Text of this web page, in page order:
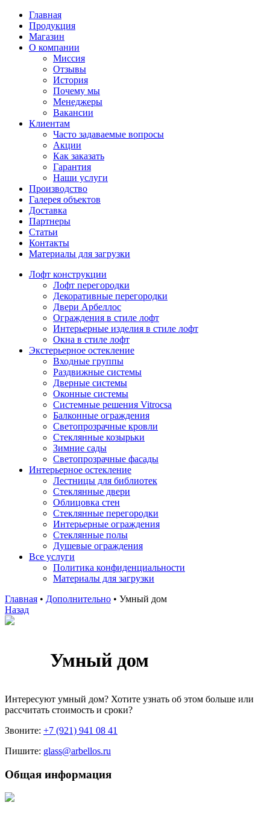
Главная
Продукция
Магазин
О компании
Миссия
Отзывы
История
Почему мы
Менеджеры
Вакансии
Клиентам
Часто задаваемые вопросы
Акции
Как заказать
Гарантия
Наши услуги
Производство
Галерея объектов
Доставка
Партнеры
Статьи
Контакты
Материалы для загрузки
Лофт конструкции
Лофт перегородки
Декоративные перегородки
Двери Арбеллос
Ограждения в стиле лофт
Интерьерные изделия в стиле лофт
Окна в стиле лофт
Экстерьерное остекление
Входные группы
Раздвижные системы
Дверные системы
Оконные системы
Системные решения Vitrocsa
Балконные ограждения
Светопрозрачные кровли
Стеклянные козырьки
Зимние сады
Светопрозрачные фасады
Интерьерное остекление
Лестницы для библиотек
Стеклянные двери
Облицовка стен
Стеклянные перегородки
Интерьерные ограждения
Стеклянные полы
Душевые ограждения
Все услуги
Политика конфиденциальности
Материалы для загрузки
Главная • Дополнительно • Умный дом
Назад
Умный дом
Интересуют умный дом? Хотите узнать об этом больше или
рассчитать стоимость и сроки?
Звоните: +7 (921) 941 08 41
Пишите: glass@arbellos.ru
Общая информация